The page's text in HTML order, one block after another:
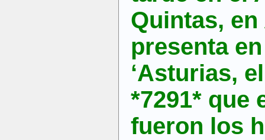
Quintas, en
presenta
‘Asturias,
*7291* que
fueron los